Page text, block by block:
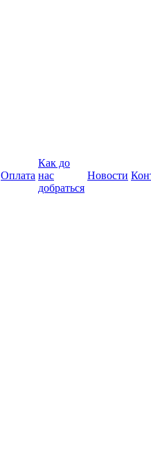
Оплата
Как до
нас
добраться
Новости